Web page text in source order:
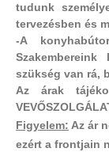
tudunk
tervezésben és
-A
szükség van rá,
Az árak
Figyelem: Az ár
ezért a frontjain